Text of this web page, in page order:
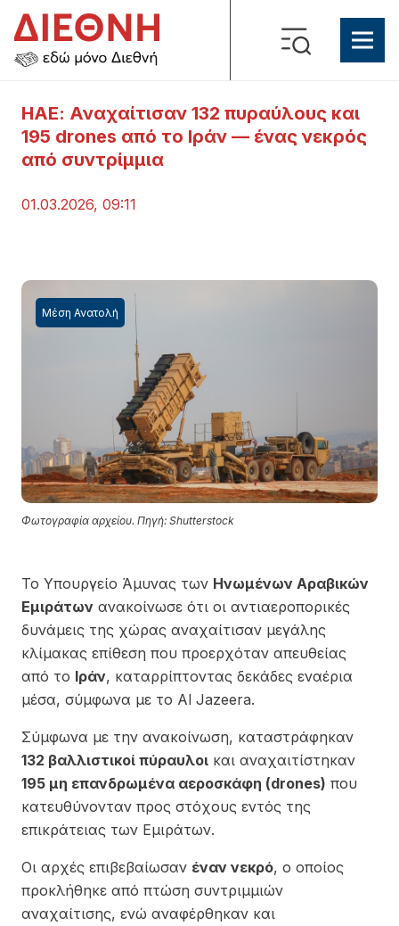
ΗΑΕ: Αναχαίτισαν 132 πυραύλους και
195 drones από το Ιράν — ένας νεκρός
από συντρίμμια
01.03.2026, 09:11
Φωτογραφία αρχείου. Πηγή: Shutterstock
Μέση Ανατολή
Το Υπουργείο Άμυνας των Ηνωμένων Αραβικών
Εμιράτων ανακοίνωσε ότι οι αντιαεροπορικές
δυνάμεις της χώρας αναχαίτισαν μεγάλης
κλίμακας επίθεση που προερχόταν απευθείας
από το Ιράν, καταρρίπτοντας δεκάδες εναέρια
μέσα, σύμφωνα με το Al Jazeera.
Σύμφωνα με την ανακοίνωση, καταστράφηκαν
132 βαλλιστικοί πύραυλοι και αναχαιτίστηκαν
195 μη επανδρωμένα αεροσκάφη (drones) που
κατευθύνονταν προς στόχους εντός της
επικράτειας των Εμιράτων.
Οι αρχές επιβεβαίωσαν έναν νεκρό, ο οποίος
προκλήθηκε από πτώση συντριμμιών
αναχαίτισης, ενώ αναφέρθηκαν και